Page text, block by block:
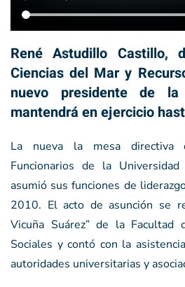
René Astudillo Castillo,
Ciencias del Mar y
nuevo presidente de
mantendrá en ejercicio
La nueva la mesa directiva
Funcionarios de la
asumió sus funciones de
2010. El acto de asunción se
Vicuña Suárez” de la Facultad
Sociales y contó con la
autoridades universitarias y